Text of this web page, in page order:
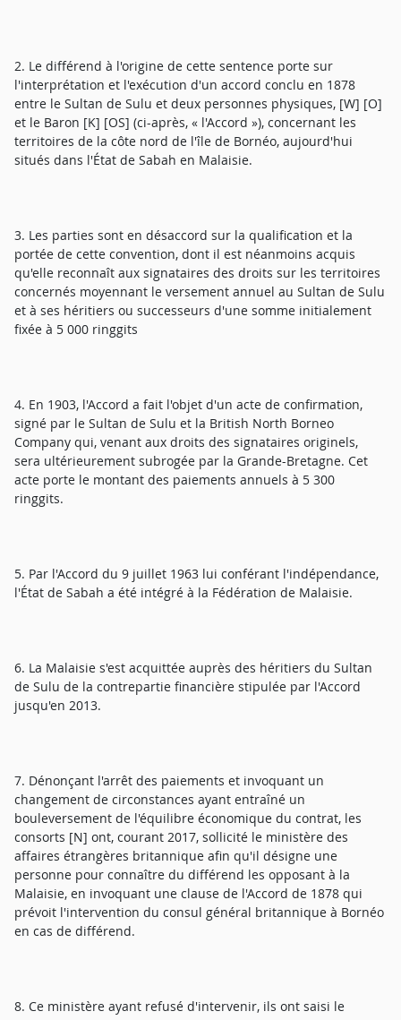
2. Le différend à l'origine de cette sentence porte sur
l'interprétation et l'exécution d'un accord conclu en 1878
entre le Sultan de Sulu et deux personnes physiques, [W] [O]
et le Baron [K] [OS] (ci-après, « l'Accord »), concernant les
territoires de la côte nord de l'île de Bornéo, aujourd'hui
situés dans l'État de Sabah en Malaisie.
3. Les parties sont en désaccord sur la qualification et la
portée de cette convention, dont il est néanmoins acquis
qu'elle reconnaît aux signataires des droits sur les territoires
concernés moyennant le versement annuel au Sultan de Sulu
et à ses héritiers ou successeurs d'une somme initialement
fixée à 5 000 ringgits
4. En 1903, l'Accord a fait l'objet d'un acte de confirmation,
signé par le Sultan de Sulu et la British North Borneo
Company qui, venant aux droits des signataires originels,
sera ultérieurement subrogée par la Grande-Bretagne. Cet
acte porte le montant des paiements annuels à 5 300
ringgits.
5. Par l'Accord du 9 juillet 1963 lui conférant l'indépendance,
l'État de Sabah a été intégré à la Fédération de Malaisie.
6. La Malaisie s'est acquittée auprès des héritiers du Sultan
de Sulu de la contrepartie financière stipulée par l'Accord
jusqu'en 2013.
7. Dénonçant l'arrêt des paiements et invoquant un
changement de circonstances ayant entraîné un
bouleversement de l'équilibre économique du contrat, les
consorts [N] ont, courant 2017, sollicité le ministère des
affaires étrangères britannique afin qu'il désigne une
personne pour connaître du différend les opposant à la
Malaisie, en invoquant une clause de l'Accord de 1878 qui
prévoit l'intervention du consul général britannique à Bornéo
en cas de différend.
8. Ce ministère ayant refusé d'intervenir, ils ont saisi le